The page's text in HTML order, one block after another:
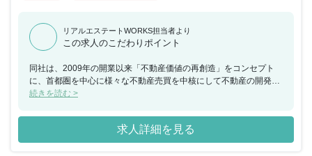
リアルエステートWORKS担当者より
この求人のこだわりポイント
同社は、2009年の開業以来「不動産価値の再創造」をコンセプト
に、首都圏を中心に様々な不動産売買を中核にして不動産の開発、
収益不動産の再生販売等を展開しております。今回、収益不動産・
ることとなりました。また、代表との距離が近い環境のため、ビジ
ネスにおける意思決定のスピードが早く、物件の仕入れや考えをカ
タチにすることができます。 業務権限のスパンが広く、大企業と違
続きを読む >
求人詳細を見る